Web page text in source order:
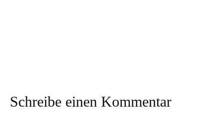
Schreibe einen Kommentar